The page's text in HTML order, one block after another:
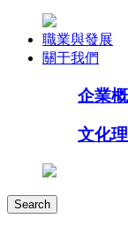
職業與發展
關于我們
企業
文化
Search